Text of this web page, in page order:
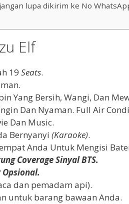
lupa dikirim ke No
Elf
19 Seats.
Yang Bersih, Wangi, Dan
Dan Nyaman. Full Air
Dan Music.
Bernyanyi (Karaoke).
Anda Untuk Mengisi
Coverage Sinyal BTS.
dan pemadam api).
untuk barang bawaan Anda.